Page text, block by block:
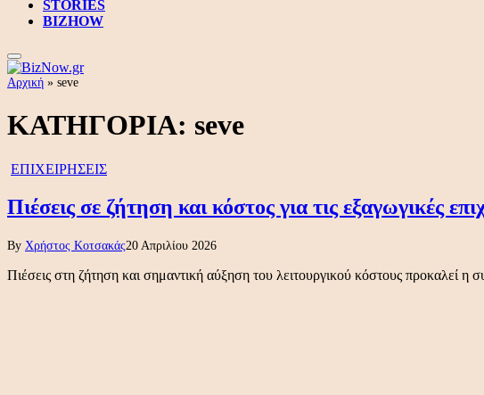
STORIES
BIZHOW
Αρχική » seve
ΚΑΤΗΓΟΡΙΑ: seve
ΕΠΙΧΕΙΡΗΣΕΙΣ
Πιέσεις σε ζήτηση και κόστος για τις εξαγωγικές
By Χρήστος Κοτσακάς20 Απριλίου 2026
Πιέσεις στη ζήτηση και σημαντική αύξηση του λειτουργικού κόστους προκαλεί